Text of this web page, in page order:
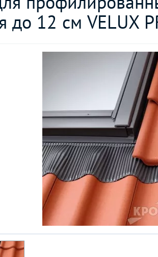
до 12 см VELUX